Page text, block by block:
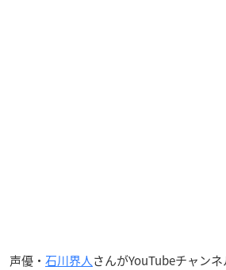
声優・ 石川界人さんがYouTubeチャンネ